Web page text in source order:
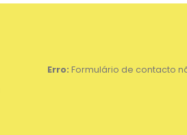
Erro: Formulário de contacto